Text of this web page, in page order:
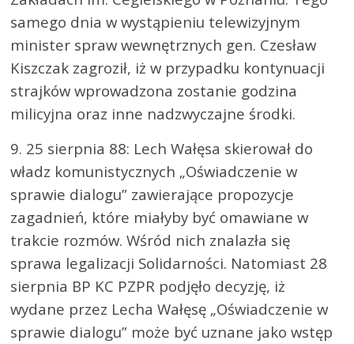
samego dnia w wystąpieniu telewizyjnym
minister spraw wewnętrznych gen. Czesław
Kiszczak zagroził, iż w przypadku kontynuacji
strajków wprowadzona zostanie godzina
milicyjna oraz inne nadzwyczajne środki.
9. 25 sierpnia 88: Lech Wałęsa skierował do
władz komunistycznych „Oświadczenie w
sprawie dialogu” zawierające propozycje
zagadnień, które miałyby być omawiane w
trakcie rozmów. Wśród nich znalazła się
sprawa legalizacji Solidarności. Natomiast 28
sierpnia BP KC PZPR podjęło decyzję, iż
wydane przez Lecha Wałęsę „Oświadczenie w
sprawie dialogu” może być uznane jako wstęp